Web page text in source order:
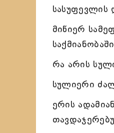
სასუფევლის
მიწიერ
რა არის
სულიერი
ერის